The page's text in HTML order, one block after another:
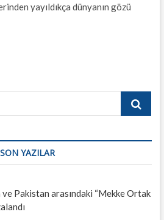
yayıldıkça dünyanın gözü
Search
SON YAZILAR
Pakistan arasındaki “Mekke Ortak